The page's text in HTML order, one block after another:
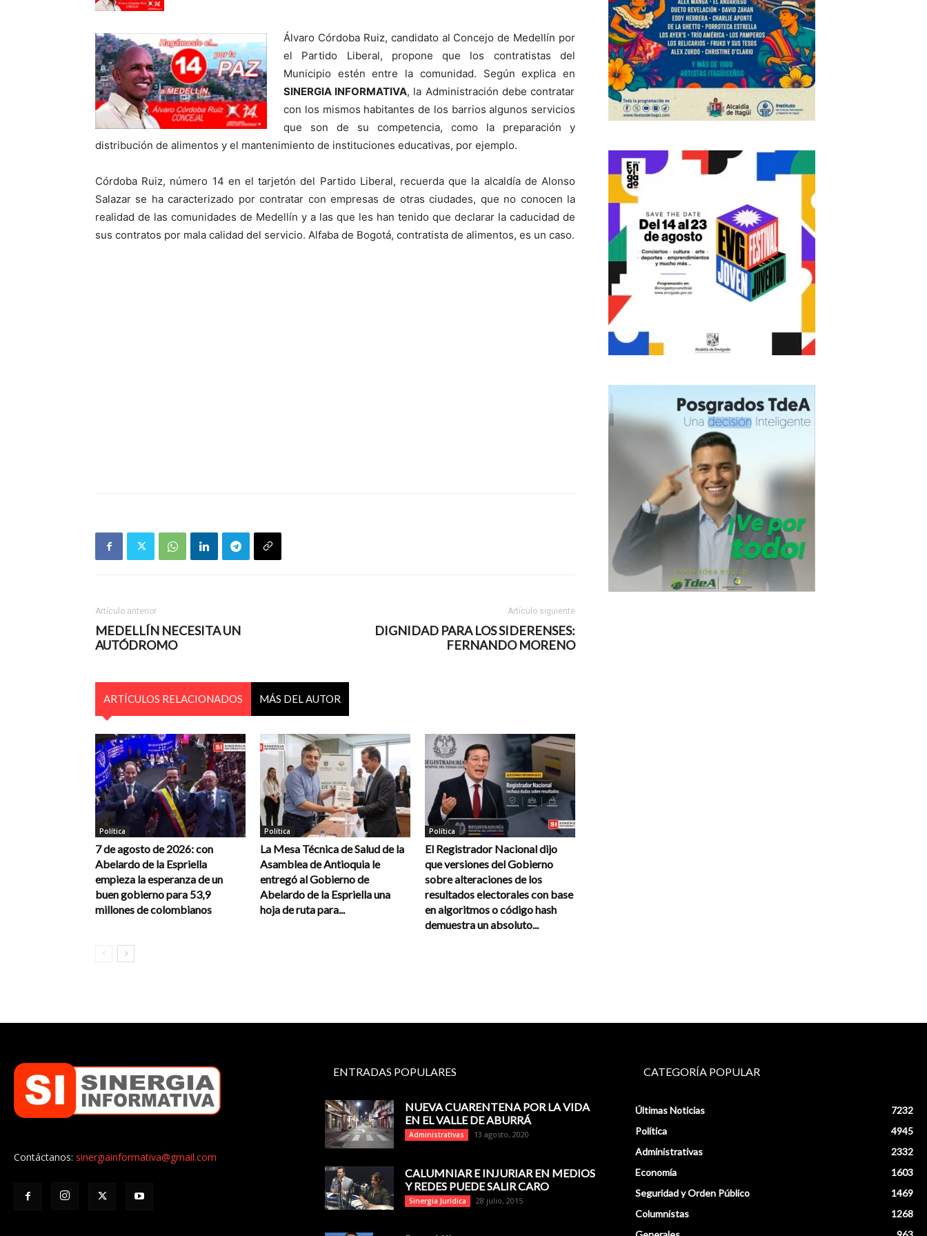
Álvaro Córdoba Ruiz, candidato al Concejo de Medellín por
el Partido Liberal, propone que los contratistas del
Municipio estén entre la comunidad. Según explica en
SINERGIA INFORMATIVA, la Administración debe contratar
con los mismos habitantes de los barrios algunos servicios
que son de su competencia, como la preparación y
distribución de alimentos y el mantenimiento de instituciones educativas, por ejemplo.
Córdoba Ruiz, número 14 en el tarjetón del Partido Liberal, recuerda que la alcaldía de Alonso
Salazar se ha caracterizado por contratar con empresas de otras ciudades, que no conocen la
realidad de las comunidades de Medellín y a las que les han tenido que declarar la caducidad de
sus contratos por mala calidad del servicio. Alfaba de Bogotá, contratista de alimentos, es un caso.
Artículo anterior
MEDELLÍN NECESITA UN
AUTÓDROMO
Artículo siguiente
DIGNIDAD PARA LOS SIDERENSES:
FERNANDO MORENO
ARTÍCULOS RELACIONADOS MÁS DEL AUTOR
Política
7 de agosto de 2026: con
Abelardo de la Espriella
empieza la esperanza de un
buen gobierno para 53,9
millones de colombianos
Política
La Mesa Técnica de Salud de la
Asamblea de Antioquia le
entregó al Gobierno de
Abelardo de la Espriella una
hoja de ruta para...
Política
El Registrador Nacional dijo
que versiones del Gobierno
sobre alteraciones de los
resultados electorales con base
en algoritmos o código hash
demuestra un absoluto...
Contáctanos: sinergiainformativa@gmail.com
ENTRADAS POPULARES
NUEVA CUARENTENA POR LA VIDA
EN EL VALLE DE ABURRÁ
Administrativas 13 agosto, 2020
CALUMNIAR E INJURIAR EN MEDIOS
Y REDES PUEDE SALIR CARO
Sinergia Jurídica 28 julio, 2015
CATEGORÍA POPULAR
Últimas Noticias
7232
Política
4945
Administrativas
2332
Economía
1603
Seguridad y Orden Público
1469
Columnistas
1268